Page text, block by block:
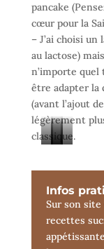
pancake
cœur pour la
– J’ai choisi
au lactose)
n’importe
être adapter la
(avant l’ajout
légèrement
classique.
n
n
e
l
o
u
x
g
u
s
s
e
a
n
a
Infos
Sur son site
recettes